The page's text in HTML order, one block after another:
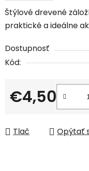
Štýlové drevené
praktické a ideálne
Dostupnosť
Kód:
€4,50
Jednotková cena:
Tlač Opýtať